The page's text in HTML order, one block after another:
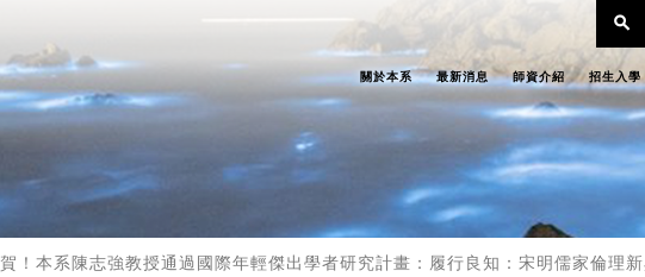
search
關於本系 最新消息 師資介紹 招生入學
賀！本系陳志強教授通過國際年輕傑出學者研究計畫：履行良知：宋明儒家倫理